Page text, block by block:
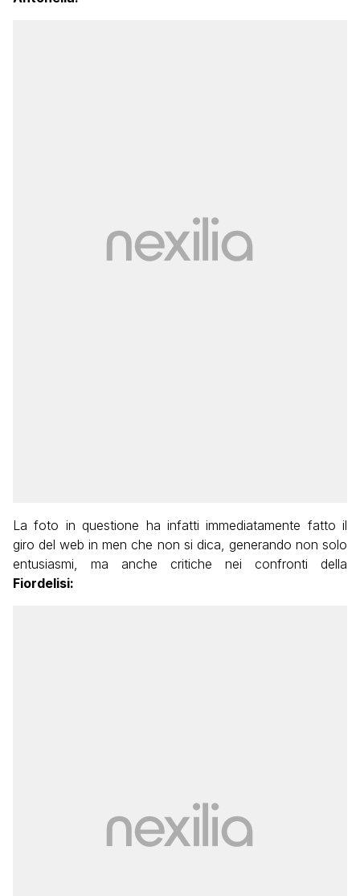
La foto in questione ha infatti immediatamente fatto il
giro del web in men che non si dica, generando non solo
entusiasmi, ma anche critiche nei confronti della
Fiordelisi: